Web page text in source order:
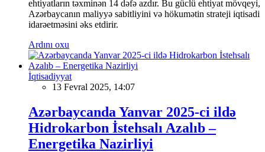
ehtiyatların təxminən 14 dəfə azdır. Bu güclü ehtiyat mövqeyi,
Azərbaycanın maliyyə sabitliyini və hökumətin strateji iqtisadi
idarəetməsini əks etdirir.
Ardını oxu
İqtisadiyyat
13 Fevral 2025, 14:07
Azərbaycanda Yanvar 2025-ci ildə
Hidrokarbon İstehsalı Azalıb –
Energetika Nazirliyi